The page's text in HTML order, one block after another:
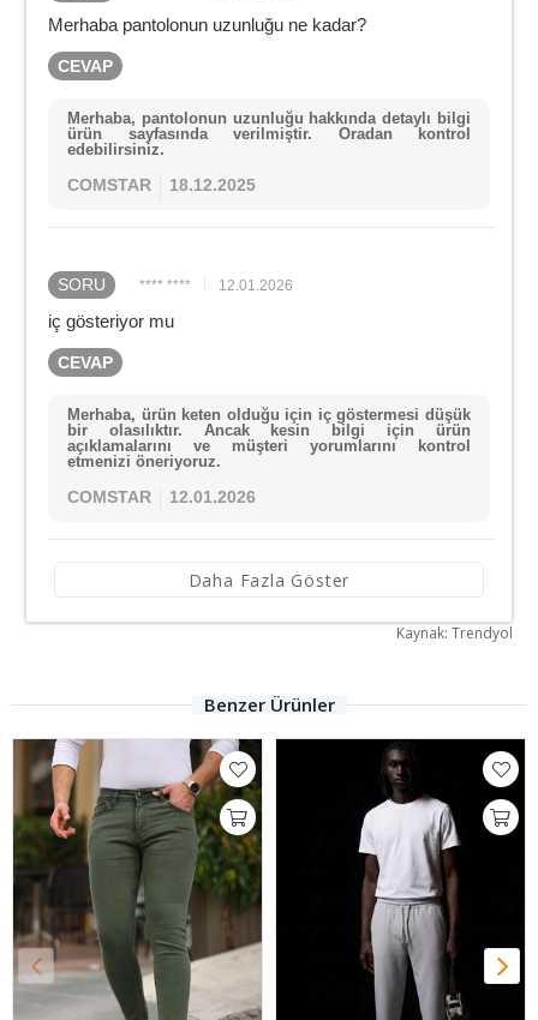
Merhaba pantolonun uzunluğu ne kadar?
CEVAP
Merhaba, pantolonun uzunluğu hakkında detaylı bilgi
ürün sayfasında verilmiştir. Oradan kontrol
edebilirsiniz.
COMSTAR 18.12.2025
SORU **** **** 12.01.2026
iç gösteriyor mu
CEVAP
Merhaba, ürün keten olduğu için iç göstermesi düşük
bir olasılıktır. Ancak kesin bilgi için ürün
açıklamalarını ve müşteri yorumlarını kontrol
etmenizi öneriyoruz.
COMSTAR 12.01.2026
Daha Fazla Göster
Kaynak: Trendyol
Benzer Ürünler